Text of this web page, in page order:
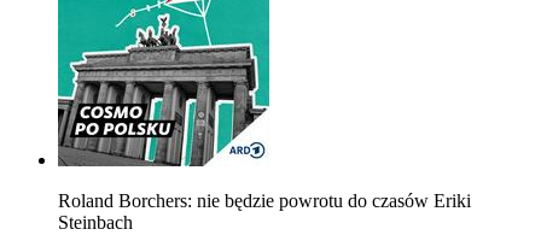
Roland Borchers: nie będzie powrotu do czasów Eriki
Steinbach